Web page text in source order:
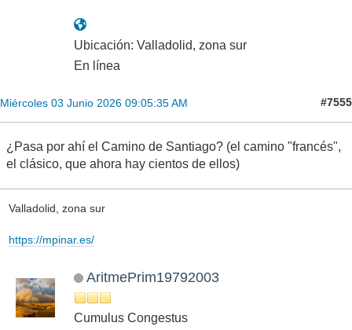
Ubicación: Valladolid, zona sur
En línea
Miércoles 03 Junio 2026 09:05:35 AM #7555
¿Pasa por ahí el Camino de Santiago? (el camino "francés",
el clásico, que ahora hay cientos de ellos)
Valladolid, zona sur
https://mpinar.es/
AritmePrim19792003
Cumulus Congestus